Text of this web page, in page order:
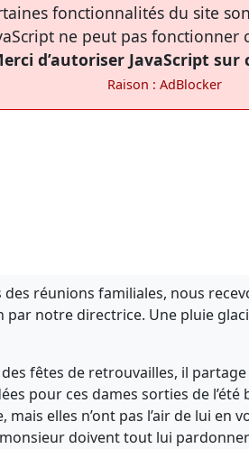
fonctionnalités du site
ne peut pas fonctionner
d’autoriser JavaScript sur
Raison : AdBlocker
réunions familiales, nous
par notre directrice. Une pluie
fêtes de retrouvailles, il
pour ces dames sorties de l’été
elles n’ont pas l’air de lui en
doivent tout lui